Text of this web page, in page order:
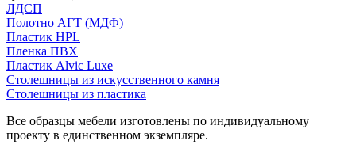
ЛДСП
Полотно АГТ (МДФ)
Пластик HPL
Пленка ПВХ
Пластик Alvic Luxe
Столешницы из искусственного камня
Столешницы из пластика
Все образцы мебели изготовлены по индивидуальному
проекту в единственном экземпляре.